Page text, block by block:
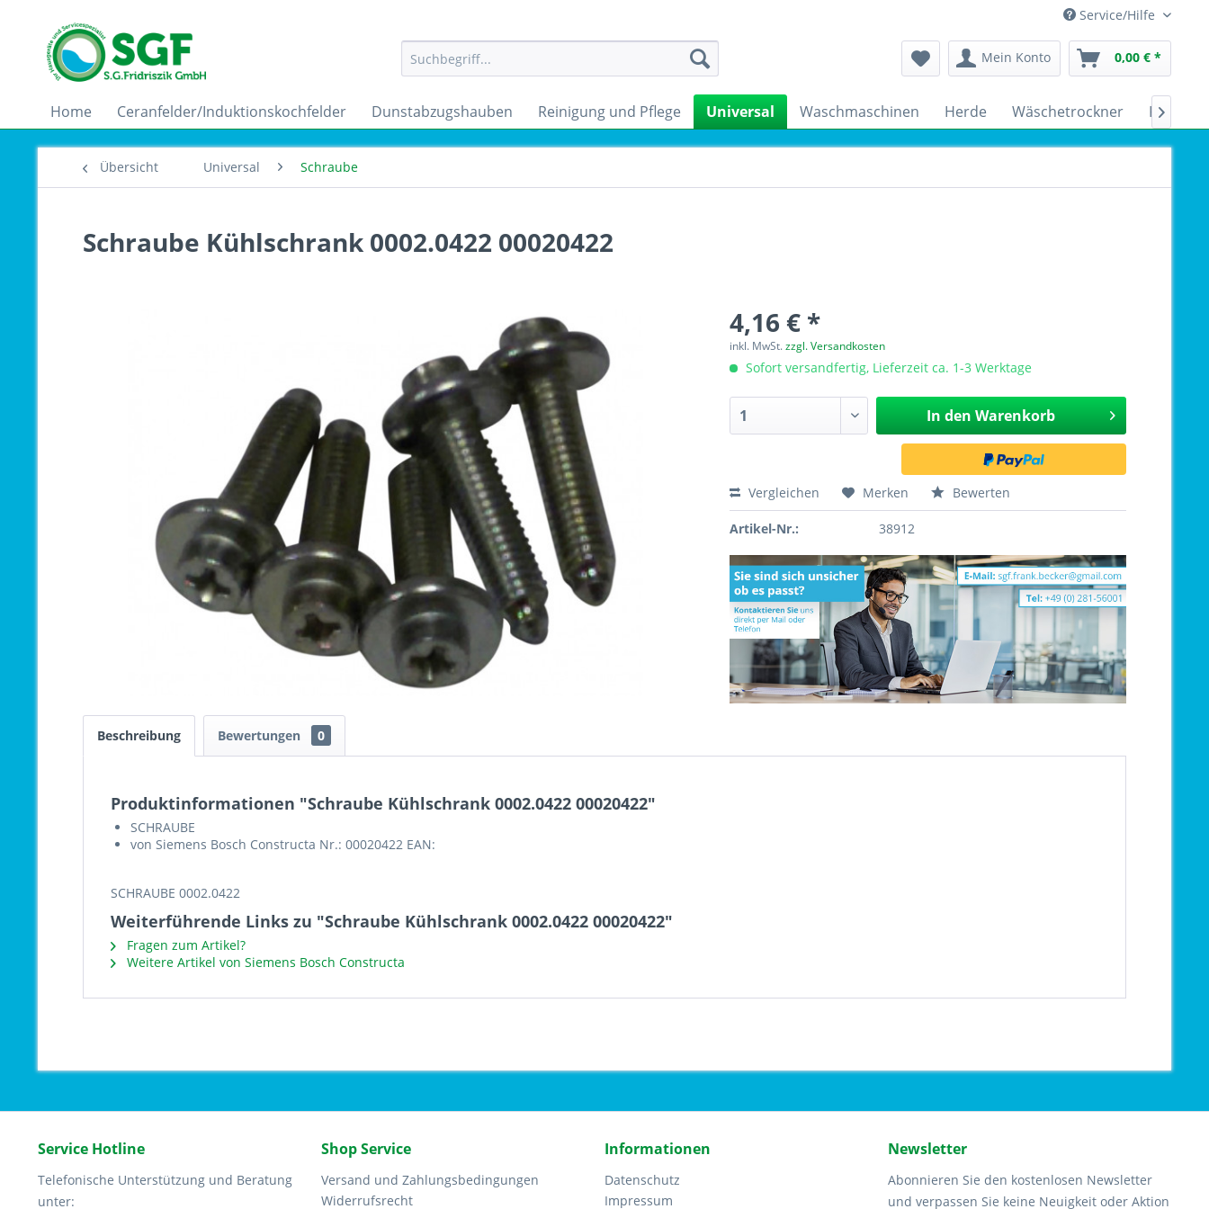
Service/Hilfe
Mein Konto 0,00 € *
Home Ceranfelder/Induktionskochfelder Dunstabzugshauben Reinigung und Pflege Universal Waschmaschinen Herde Wäschetrockner 
Übersicht Universal Schraube
Schraube Kühlschrank 0002.0422 00020422
4,16 € *
inkl. MwSt.zzgl. Versandkosten
Sofort versandfertig, Lieferzeit ca. 1-3 Werktage
In den Warenkorb
Vergleichen Merken Bewerten
Artikel-Nr.: 38912
Beschreibung Bewertungen 0
Produktinformationen "Schraube Kühlschrank 0002.0422 00020422"
SCHRAUBE
von Siemens Bosch Constructa Nr.: 00020422 EAN:
SCHRAUBE 0002.0422
Weiterführende Links zu "Schraube Kühlschrank 0002.0422 00020422"
Fragen zum Artikel?
Weitere Artikel von Siemens Bosch Constructa
Service Hotline
Telefonische Unterstützung und Beratung
unter:
Shop Service
Versand und Zahlungsbedingungen
Widerrufsrecht
Informationen
Datenschutz
Impressum
Newsletter
Abonnieren Sie den kostenlosen Newsletter
und verpassen Sie keine Neuigkeit oder Aktion